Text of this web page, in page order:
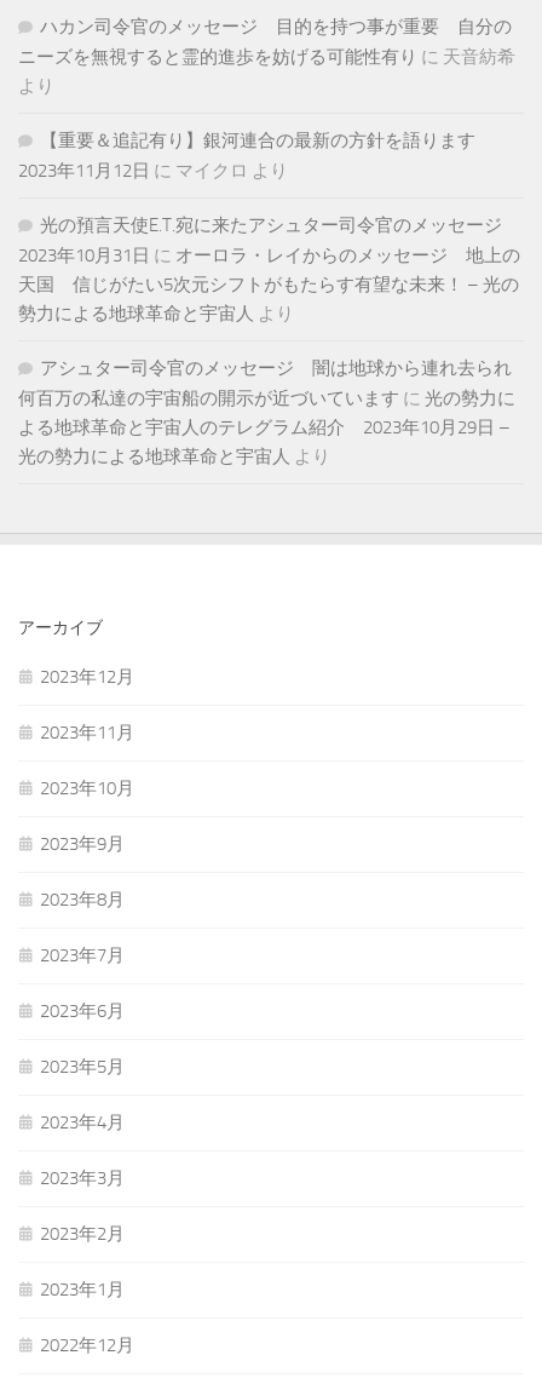
ハカン司令官のメッセージ 目的を持つ事が重要 自分の
ニーズを無視すると霊的進歩を妨げる可能性有り に 天音紡希
より
【重要＆追記有り】銀河連合の最新の方針を語ります
2023年11月12日 に マイクロ より
光の預言天使E.T.宛に来たアシュター司令官のメッセージ
2023年10月31日 に オーロラ・レイからのメッセージ 地上の
天国 信じがたい5次元シフトがもたらす有望な未来！ – 光の
勢力による地球革命と宇宙人 より
アシュター司令官のメッセージ 闇は地球から連れ去られ
何百万の私達の宇宙船の開示が近づいています に 光の勢力に
よる地球革命と宇宙人のテレグラム紹介 2023年10月29日 –
光の勢力による地球革命と宇宙人 より
アーカイブ
2023年12月
2023年11月
2023年10月
2023年9月
2023年8月
2023年7月
2023年6月
2023年5月
2023年4月
2023年3月
2023年2月
2023年1月
2022年12月